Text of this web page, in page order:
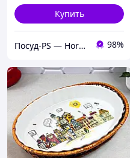
Купить
Посуд-PS — Horeca Посуда Подарки 98%